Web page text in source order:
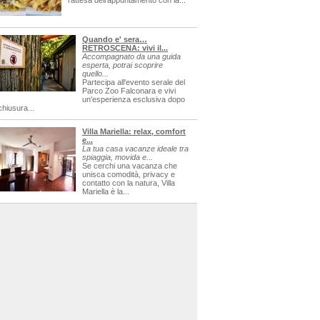
Quando e' sera…
RETROSCENA: vivi il...
Accompagnato da una guida
esperta, potrai scoprire
quello...
Partecipa all'evento serale del
Parco Zoo Falconara e vivi
un'esperienza esclusiva dopo
Villa Mariella: relax, comfort
e...
La tua casa vacanze ideale tra
spiaggia, movida e...
Se cerchi una vacanza che
unisca comodità, privacy e
contatto con la natura, Villa
Mariella è la...